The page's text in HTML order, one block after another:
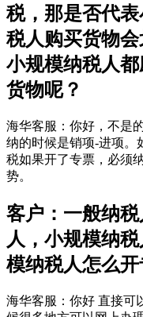
税，那是否代
税人购买货物
小规模纳税人
货物呢？
海华客服：你好，不是
纳的时候是销项-进项。
税如果开了专票，必须
势。
客户：一般纳
人，小规模纳
模纳税人怎么
海华客服：你好 直接可